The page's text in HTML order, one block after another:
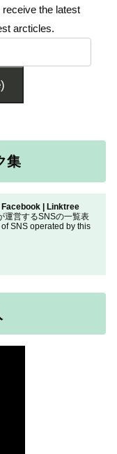
the latest
arcticles.
集
| Linktree
運営するSNSの一覧表
SNS operated by this